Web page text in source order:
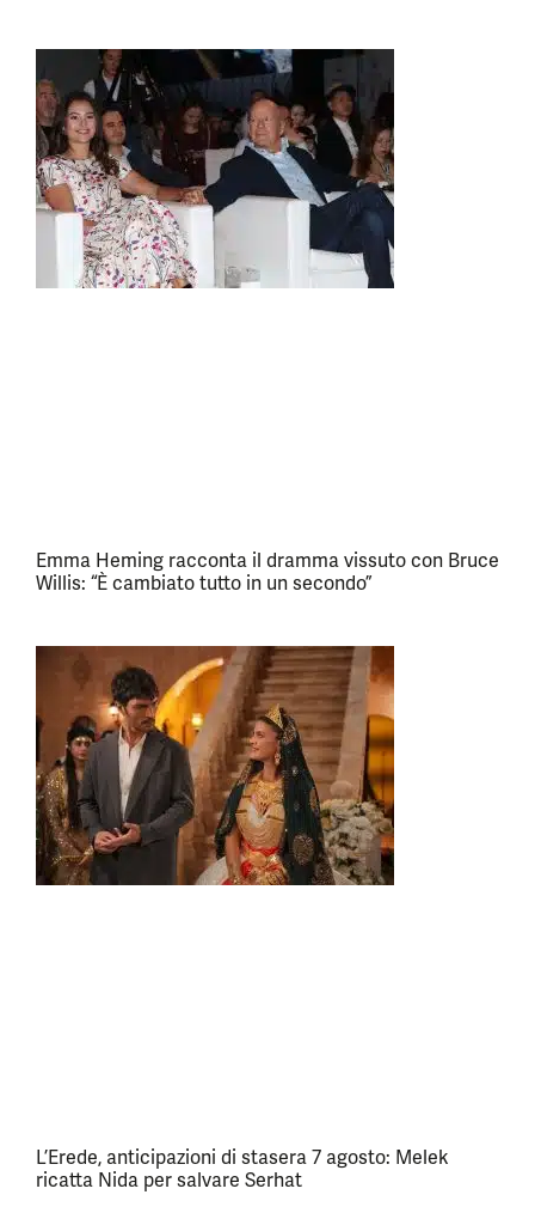
Emma Heming racconta il dramma vissuto con Bruce
Willis: “È cambiato tutto in un secondo”
L’Erede, anticipazioni di stasera 7 agosto: Melek
ricatta Nida per salvare Serhat